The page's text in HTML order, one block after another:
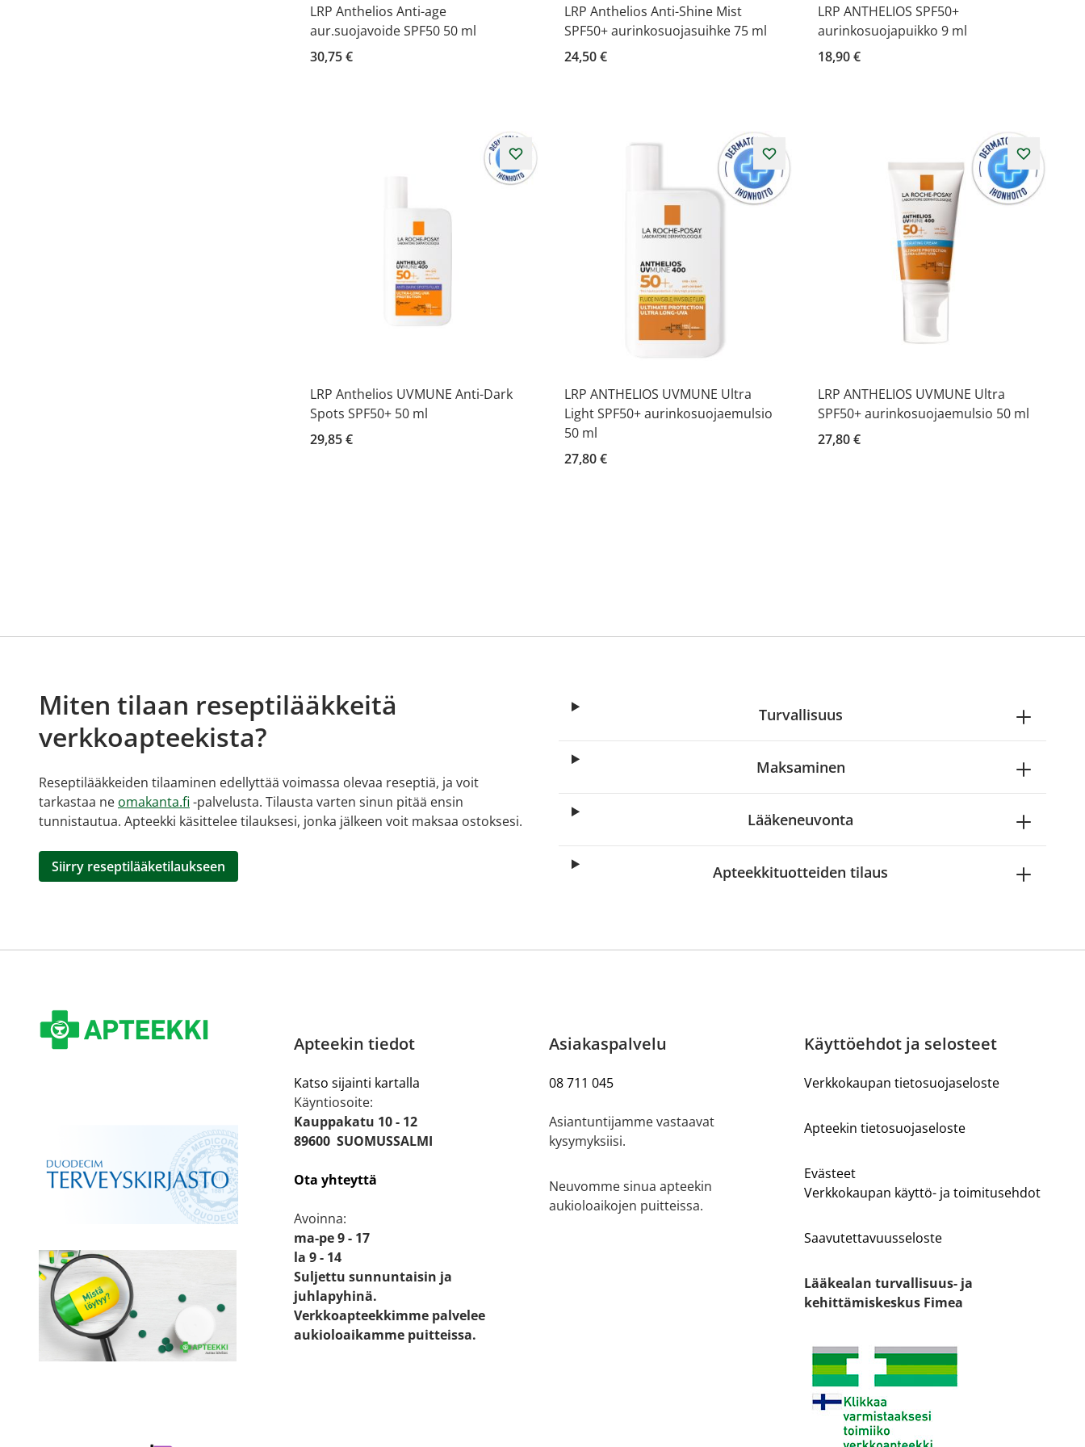
LRP Anthelios Anti-age
aur.suojavoide SPF50 50 ml
30,75 €
LRP Anthelios Anti-Shine Mist
SPF50+ aurinkosuojasuihke 75 ml
24,50 €
LRP ANTHELIOS SPF50+
aurinkosuojapuikko 9 ml
18,90 €
LRP Anthelios UVMUNE Anti-Dark
Spots SPF50+ 50 ml
29,85 €
LRP ANTHELIOS UVMUNE Ultra
Light SPF50+ aurinkosuojaemulsio
50 ml
27,80 €
LRP ANTHELIOS UVMUNE Ultra
SPF50+ aurinkosuojaemulsio 50 ml
27,80 €
Miten tilaan reseptilääkkeitä
verkkoapteekista?
Reseptilääkkeiden tilaaminen edellyttää voimassa olevaa reseptiä, ja voit
tarkastaa ne omakanta.fi -palvelusta. Tilausta varten sinun pitää ensin
tunnistautua. Apteekki käsittelee tilauksesi, jonka jälkeen voit maksaa ostoksesi.
Siirry reseptilääketilaukseen
Turvallisuus
Maksaminen
Lääkeneuvonta
Apteekkituotteiden tilaus
Apteekin tiedot
Katso sijainti kartalla
Käyntiosoite:
Kauppakatu 10 - 12
89600 SUOMUSSALMI
Ota yhteyttä
Avoinna:
ma-pe 9 - 17
la 9 - 14
Suljettu sunnuntaisin ja
juhlapyhinä.
Verkkoapteekkimme palvelee
aukioloaikamme puitteissa.
Asiakaspalvelu
08 711 045
Asiantuntijamme vastaavat
kysymyksiisi.
Neuvomme sinua apteekin
aukioloaikojen puitteissa.
Käyttöehdot ja selosteet
Verkkokaupan tietosuojaseloste
Apteekin tietosuojaseloste
Evästeet
Verkkokaupan käyttö- ja toimitusehdot
Saavutettavuusseloste
Lääkealan turvallisuus- ja
kehittämiskeskus Fimea